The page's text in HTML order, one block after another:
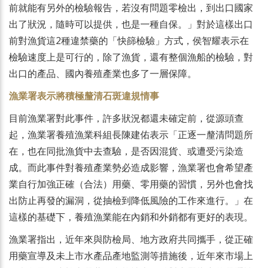
前就能有另外的檢驗報告，若沒有問題零檢出，到出口國家
出了狀況，隨時可以提供，也是一種自保。」對於這樣出口
前對漁貨這2種違禁藥的「快篩檢驗」方式，侯智耀表示在
檢驗速度上是可行的，除了漁貨，還有整個漁船的檢驗，對
出口的產品、國內養殖產業也多了一層保障。
漁業署表示將積極釐清石斑違規情事
目前漁業署對此事件，許多狀況都還未確定前，從源頭查
起，漁業署養殖漁業科組長陳建佑表示「正逐一釐清問題所
在，也在同批漁貨中去查驗，是否因混貨、或遭受污染造
成。而此事件對養殖產業勢必造成影響，漁業署也會希望產
業自行加強正確（合法）用藥、零用藥的習慣，另外也會找
出防止再發的漏洞，從抽檢到降低風險的工作來進行。」在
這樣的基礎下，養殖漁業能在內銷和外銷都有更好的表現。
漁業署指出，近年來與防檢局、地方政府共同攜手，從正確
用藥宣導及未上市水產品產地監測等措施後，近年來市場上